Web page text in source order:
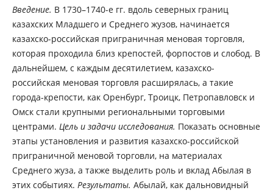
Введение. В 1730–1740-е гг. вдоль северных границ
казахских Младшего и Среднего жузов, начинается
казахско-российская приграничная меновая торговля,
которая проходила близ крепостей, форпостов и слобод. В
дальнейшем, с каждым десятилетием, казахско-
российская меновая торговля расширялась, а такие
города-крепости, как Оренбург, Троицк, Петропавловск и
Омск стали крупными региональными торговыми
центрами. Цель и задачи исследования. Показать основные
этапы установления и развития казахско-российской
приграничной меновой торговли, на материалах
Среднего жуза, а также выделить роль и вклад Абылая в
этих событиях. Результаты. Абылай, как дальновидный